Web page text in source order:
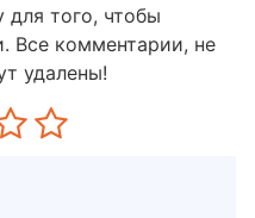
того, чтобы
Все комментарии, не
удалены!